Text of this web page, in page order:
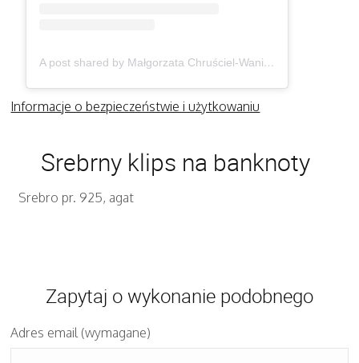
A post shared by Małgorzata Chruściel-Waniek (@gosiawaniek)
Informacje o bezpieczeństwie i użytkowaniu
Srebrny klips na banknoty
Srebro pr. 925, agat
Zapytaj o wykonanie podobnego
Adres email (wymagane)